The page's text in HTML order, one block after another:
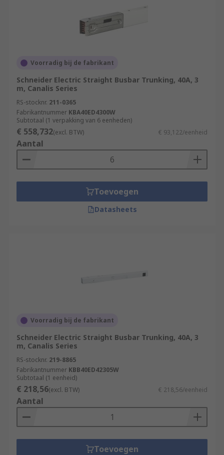
Voorradig bij de fabrikant
Schneider Electric Straight Busbar Trunking, 40A, 3
m, Canalis Series
RS-stocknr. 211-0365
Fabrikantnummer KBA40ED4300W
Subtotaal (1 verpakking van 6 eenheden)
€ 558,732(excl. BTW) € 93,122/eenheid
Aantal
Toevoegen
Datasheets
Voorradig bij de fabrikant
Schneider Electric Straight Busbar Trunking, 40A, 3
m, Canalis Series
RS-stocknr. 219-8865
Fabrikantnummer KBB40ED42305W
Subtotaal (1 eenheid)
€ 218,56(excl. BTW) € 218,56/eenheid
Aantal
Toevoegen